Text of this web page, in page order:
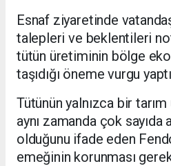
Esnaf ziyaretinde
talepleri ve beklentileri
tütün üretiminin bölge
taşıdığı öneme vurgu
Tütünün yalnızca bir tarım
aynı zamanda çok sayıda
olduğunu ifade eden
emeğinin korunması